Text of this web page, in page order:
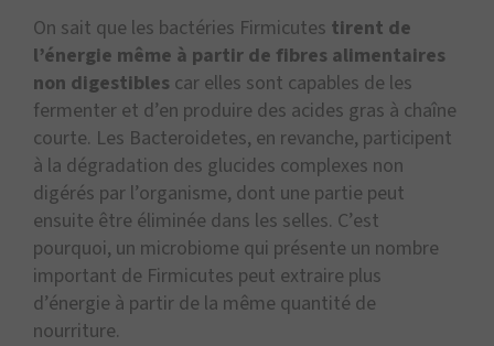
On sait que les bactéries Firmicutes tirent de
l’énergie même à partir de fibres alimentaires
non digestibles car elles sont capables de les
fermenter et d’en produire des acides gras à chaîne
courte. Les Bacteroidetes, en revanche, participent
à la dégradation des glucides complexes non
digérés par l’organisme, dont une partie peut
ensuite être éliminée dans les selles. C’est
pourquoi, un microbiome qui présente un nombre
important de Firmicutes peut extraire plus
d’énergie à partir de la même quantité de
nourriture.